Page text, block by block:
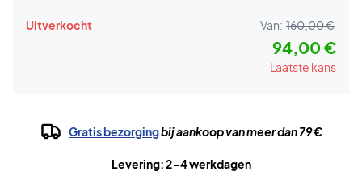
Uitverkocht Van: 160,00 €
94,00 €
Laatste kans
Gratis bezorgingbij aankoop van meer dan 79 €
Levering: 2-4 werkdagen